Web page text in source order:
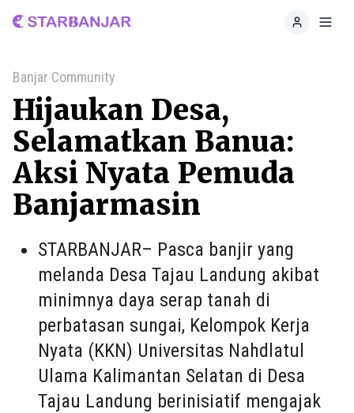
Home
Banjar Community
Hijaukan Desa,
Selamatkan Banua:
Aksi Nyata Pemuda
Banjarmasin
STARBANJAR– Pasca banjir yang
melanda Desa Tajau Landung akibat
minimnya daya serap tanah di
perbatasan sungai, Kelompok Kerja
Nyata (KKN) Universitas Nahdlatul
Ulama Kalimantan Selatan di Desa
Tajau Landung berinisiatif mengajak